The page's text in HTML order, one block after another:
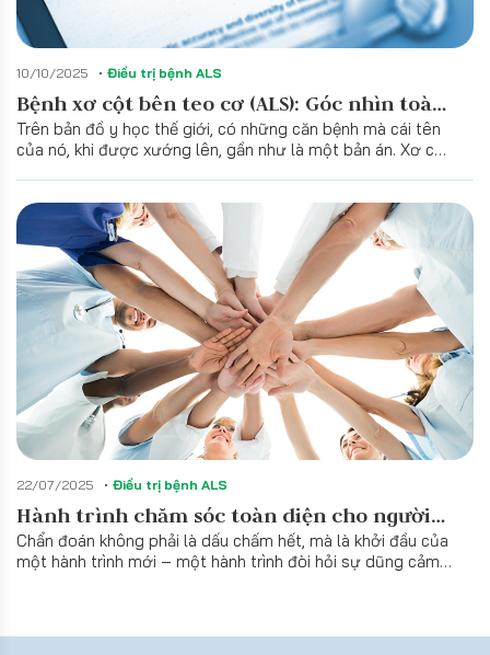
10/10/2025 Điều trị bệnh ALS
Bệnh xơ cột bên teo cơ (ALS): Góc nhìn toàn
diện từ Thế giới đến Việt Nam
Trên bản đồ y học thế giới, có những căn bệnh mà cái tên
của nó, khi được xướng lên, gần như là một bản án. Xơ cột
huỷ dần hệ thần kinh vận động, làm cắt đứt con đường kết
nối giữa não bộ và hệ cơ.
22/07/2025 Điều trị bệnh ALS
Hành trình chăm sóc toàn diện cho người
bệnh mắc xơ cột bên teo cơ
Chẩn đoán không phải là dấu chấm hết, mà là khởi đầu của
một hành trình mới – một hành trình đòi hỏi sự dũng cảm